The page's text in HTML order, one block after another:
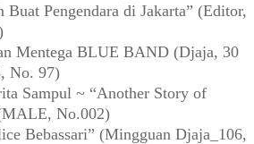
Buat Pengendara di Jakarta” (Editor,
Mentega BLUE BAND (Djaja, 30
No. 97)
Sampul ~ “Another Story of
No.002)
Bebassari” (Mingguan Djaja_106,